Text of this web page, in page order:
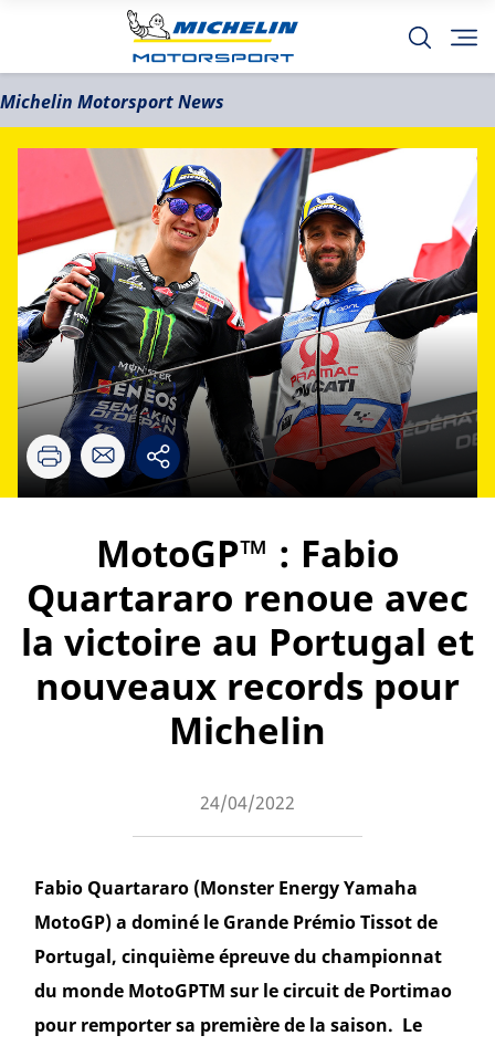
Michelin Motorsport News
MotoGP™ : Fabio
Quartararo renoue avec
la victoire au Portugal et
nouveaux records pour
Michelin
24/04/2022
Fabio Quartararo (Monster Energy Yamaha
MotoGP) a dominé le Grande Prémio Tissot de
Portugal, cinquième épreuve du championnat
du monde MotoGPTM sur le circuit de Portimao
pour remporter sa première de la saison. Le